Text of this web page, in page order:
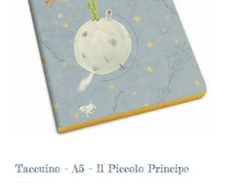
Taccuino – A5 – Il Piccolo Principe